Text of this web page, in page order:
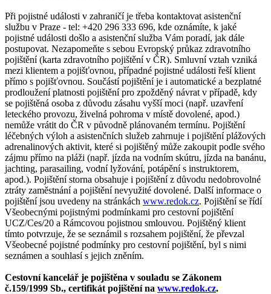
Při pojistné události v zahraničí je třeba kontaktovat asistenční
službu v Praze - tel: +420 296 333 696, kde oznámíte, k jaké
pojistné události došlo a asistenční služba Vám poradí, jak dále
postupovat. Nezapomeňte s sebou Evropský průkaz zdravotního
pojištění (karta zdravotního pojištění v ČR). Smluvní vztah vzniká
mezi klientem a pojišťovnou, případné pojistné události řeší klient
přímo s pojišťovnou. Součástí pojištění je i automatické a bezplatné
prodloužení platnosti pojištění pro zpožděný návrat v případě, kdy
se pojištěná osoba z důvodu zásahu vyšší moci (např. uzavření
leteckého provozu, živelná pohroma v místě dovolené, apod.)
nemůže vrátit do ČR v původně plánovaném termínu. Pojištění
léčebných výloh a asistenčních služeb zahrnuje i pojištění plážových
adrenalinových aktivit, které si pojištěný může zakoupit podle svého
zájmu přímo na pláži (např. jízda na vodním skútru, jízda na banánu,
jachting, parasailing, vodní lyžování, potápění s instruktorem,
apod.). Pojištění storna obsahuje i pojištění z důvodu nedobrovolné
ztráty zaměstnání a pojištění nevyužité dovolené. Další informace o
pojištění jsou uvedeny na stránkách www.redok.cz. Pojištění se řídí
Všeobecnými pojistnými podmínkami pro cestovní pojištění
UCZ/Ces/20 a Rámcovou pojistnou smlouvou. Pojištěný klient
tímto potvrzuje, že se seznámil s rozsahem pojištění, že převzal
Všeobecné pojistné podmínky pro cestovní pojištění, byl s nimi
seznámen a souhlasí s jejich zněním.
Cestovní kancelář je pojištěna v souladu se Zákonem
č.159/1999 Sb., certifikát pojištění na www.redok.cz.